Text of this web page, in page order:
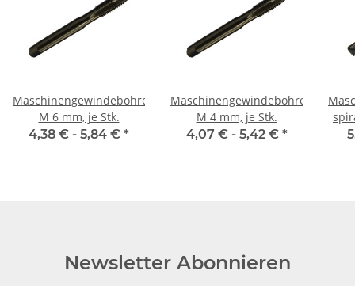
Maschinengewindebohrer
M 6 mm, je Stk.
4,38 € - 5,84 € *
Maschinengewindebohrer
M 4 mm, je Stk.
4,07 € - 5,42 € *
Newsletter Abonnieren